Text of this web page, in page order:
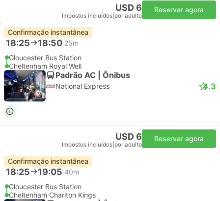
USD 6
Impostos incluídos por adulto
Reservar agora
Confirmação instantânea
18:25 18:50 25m
Gloucester Bus Station
Cheltenham Royal Well
Padrão AC | Ônibus
National Express 4.3
USD 6
Impostos incluídos por adulto
Reservar agora
Confirmação instantânea
18:25 19:05 40m
Gloucester Bus Station
Cheltenham Charlton Kings